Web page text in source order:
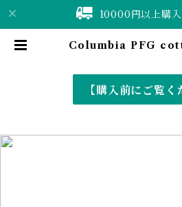
10000円以上購
Columbia PFG
【購入前にご覧く